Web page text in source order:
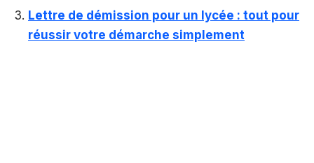
Lettre de démission pour un lycée : tout pour
réussir votre démarche simplement